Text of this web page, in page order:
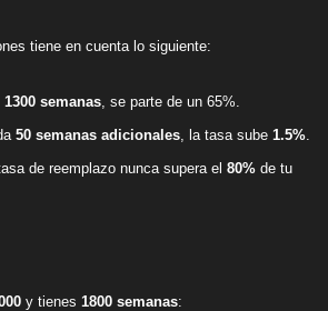
tiene en cuenta lo siguiente:
1300 semanas , se parte de un 65%.
50 semanas adicionales , la tasa sube 1.5%
de reemplazo nunca supera el 80% de tu
y tienes 1800 semanas: